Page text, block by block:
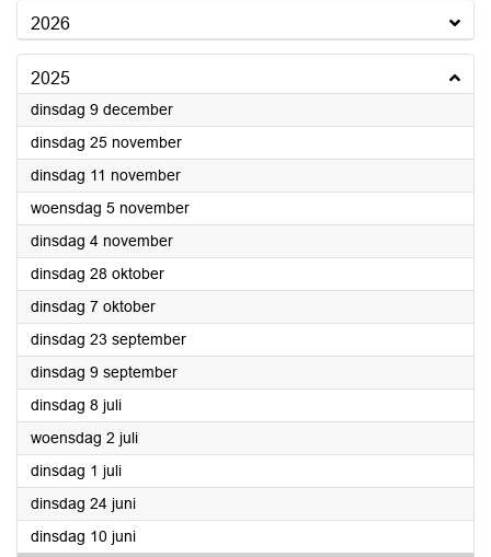
2026
2025
dinsdag 9 december2025
dinsdag 25 november2025
dinsdag 11 november2025
woensdag 5 november2025
dinsdag 4 november2025
dinsdag 28 oktober2025
dinsdag 7 oktober2025
dinsdag 23 september2025
dinsdag 9 september2025
dinsdag 8 juli2025
woensdag 2 juli2025
dinsdag 1 juli2025
dinsdag 24 juni2025
dinsdag 10 juni2025